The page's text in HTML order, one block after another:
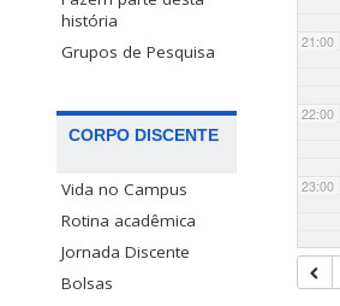
história
Grupos de Pesquisa
CORPO DISCENTE
Vida no Campus
Rotina acadêmica
Jornada Discente
Bolsas
21:00
22:00
23:00